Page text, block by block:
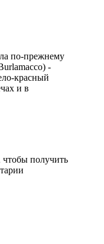
по-прежнему
-
красный
и в
чтобы получить